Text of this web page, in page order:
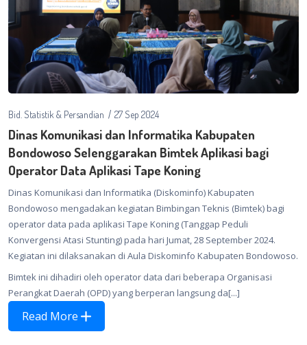
Bid. Statistik & Persandian 27 Sep 2024
Dinas Komunikasi dan Informatika Kabupaten
Bondowoso Selenggarakan Bimtek Aplikasi bagi
Operator Data Aplikasi Tape Koning
Dinas Komunikasi dan Informatika (Diskominfo) Kabupaten
Bondowoso mengadakan kegiatan Bimbingan Teknis (Bimtek) bagi
operator data pada aplikasi Tape Koning (Tanggap Peduli
Konvergensi Atasi Stunting) pada hari Jumat, 28 September 2024.
Kegiatan ini dilaksanakan di Aula Diskominfo Kabupaten Bondowoso.
Bimtek ini dihadiri oleh operator data dari beberapa Organisasi
Perangkat Daerah (OPD) yang berperan langsung da[...]
Read More